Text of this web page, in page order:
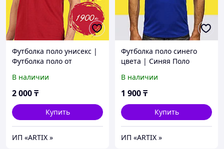
Футболка поло унисекс |
Футболка поло от
В наличии
2 000₸
Купить
ИП «ARTIX »
Футболка поло синего
цвета | Синяя Поло
В наличии
1 900₸
Купить
ИП «ARTIX »